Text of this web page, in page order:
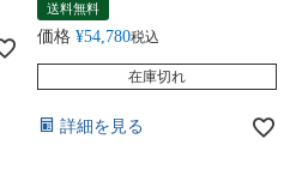
送料無料
価格 ¥54,780税込
在庫切れ
詳細を見る